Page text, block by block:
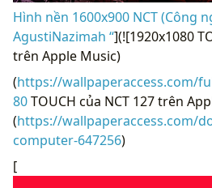
Hình nền 1600x900 NCT (Công
AgustiNazimah “](![1920x1080
trên Apple Music)
(https://wallpaperaccess.com/
80TOUCH của NCT 127 trên
(https://wallpaperaccess.com/
computer-647256)
[